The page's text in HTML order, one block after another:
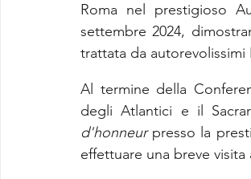
Roma nel prestigioso
settembre 2024,
trattata da autorevolissimi
Al termine della
degli Atlantici e il
d'honneur presso la
effettuare una breve